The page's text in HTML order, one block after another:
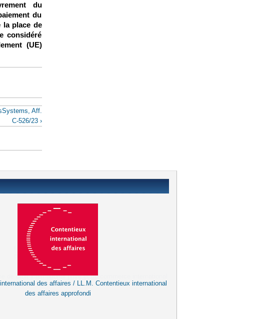
du
du
la place de
considéré
(UE)
Aff.
C‑526/23 ›
des affaires / LL.M. Contentieux international
des affaires approfondi